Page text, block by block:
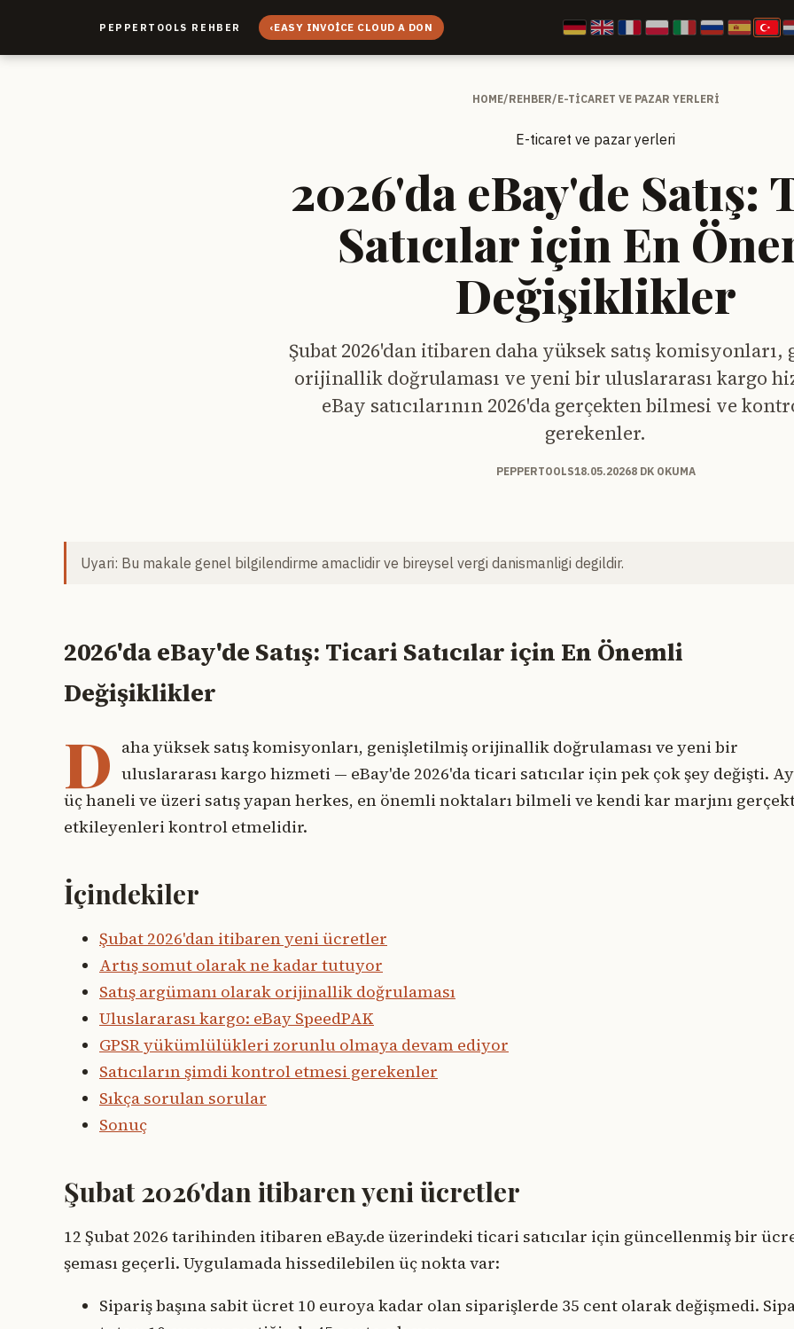
PEPPERTOOLS REHBER ‹EASY INVOICE CLOUD A DON
HOME/REHBER/E-TICARET VE PAZAR YERLERI
E-ticaret ve pazar yerleri
2026'da eBay'de Satış:
Satıcılar için En
Değişiklikler
Şubat 2026'dan itibaren daha yüksek satış
orijinallik doğrulaması ve yeni bir uluslararası kargo
eBay satıcılarının 2026'da gerçekten bilmesi ve
gerekenler.
PEPPERTOOLS18.05.20268 DK OKUMA
Uyari: Bu makale genel bilgilendirme amaclidir ve bireysel vergi danismanligi degildir.
2026'da eBay'de Satış: Ticari Satıcılar için En Önemli
Değişiklikler
D aha yüksek satış komisyonları, genişletilmiş orijinallik doğrulaması ve yeni bir
uluslararası kargo hizmeti — eBay'de 2026'da ticari satıcılar için pek çok şey değişti.
üç haneli ve üzeri satış yapan herkes, en önemli noktaları bilmeli ve kendi kar marjını
etkileyenleri kontrol etmelidir.
İçindekiler
Şubat 2026'dan itibaren yeni ücretler
Artış somut olarak ne kadar tutuyor
Satış argümanı olarak orijinallik doğrulaması
Uluslararası kargo: eBay SpeedPAK
GPSR yükümlülükleri zorunlu olmaya devam ediyor
Satıcıların şimdi kontrol etmesi gerekenler
Sıkça sorulan sorular
Sonuç
Şubat 2026'dan itibaren yeni ücretler
12 Şubat 2026 tarihinden itibaren eBay.de üzerindeki ticari satıcılar için güncellenmiş bir
şeması geçerli. Uygulamada hissedilebilen üç nokta var:
Sipariş başına sabit ücret 10 euroya kadar olan siparişlerde 35 cent olarak değişmedi.